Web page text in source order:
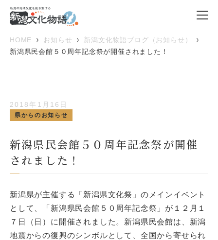
HOME お知らせ
新潟文化物語ブログ（お知らせ）
新潟県民会館５０周年記念祭が開催されました！
2018年1月16日
県からのお知らせ
新潟県民会館５０周年記念祭が開催
されました！
新潟県が主催する「新潟県文化祭」のメインイベント
として、「新潟県民会館５０周年記念祭」が１２月１
７日（日）に開催されました。新潟県民会館は、新潟
地震からの復興のシンボルとして、全国から寄せられ